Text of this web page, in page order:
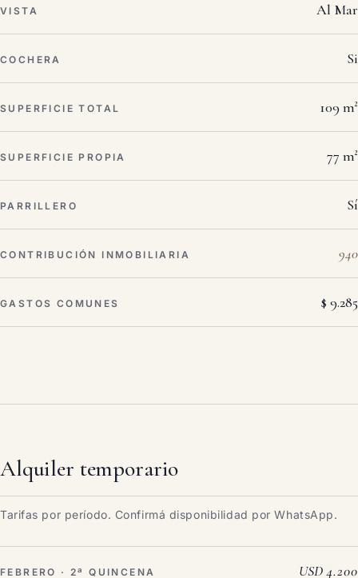
VISTA Al Mar
COCHERA Si
SUPERFICIE TOTAL 109 m²
SUPERFICIE PROPIA 77 m²
PARRILLERO Sí
CONTRIBUCIÓN INMOBILIARIA 940
GASTOS COMUNES $ 9.285
Alquiler temporario
Tarifas por período. Confirmá disponibilidad por WhatsApp.
FEBRERO · 2ª QUINCENA USD 4.200